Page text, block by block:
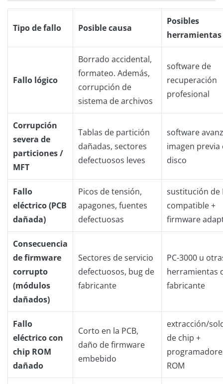
Tipo de fallo Posible causa
Posibles
herramientas
Fallo lógico
Borrado accidental,
formateo. Además,
corrupción de
sistema de archivos
software de
recuperación
profesional
Corrupción
severa de
particiones /
MFT
Tablas de partición
dañadas, sectores
defectuosos leves
software
imagen previa
disco
Fallo
eléctrico (PCB
dañada)
Picos de tensión,
apagones, fuentes
defectuosas
sustitución de
compatible +
firmware
Consecuencia
de firmware
corrupto
(módulos
dañados)
Sectores de servicio
defectuosos, bug de
fabricante
PC-3000 u
herramientas
fabricante
Fallo
eléctrico con
chip ROM
dañado
Corto en la PCB,
daño de firmware
embebido
extracción/
de chip +
ROM